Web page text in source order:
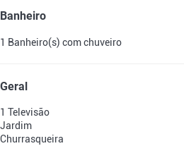
Banheiro
1 Banheiro(s) com chuveiro
Geral
1 Televisão
Jardim
Churrasqueira